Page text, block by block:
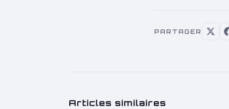
PARTAGER
Articles similaires